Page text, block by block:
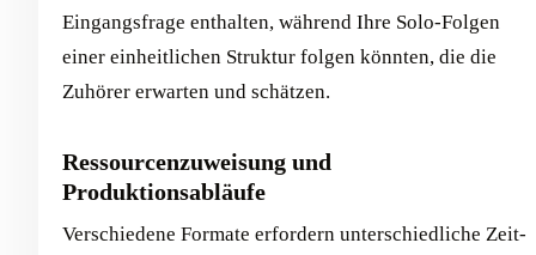
Eingangsfrage enthalten, während Ihre Solo-Folgen
einer einheitlichen Struktur folgen könnten, die die
Zuhörer erwarten und schätzen.
Ressourcenzuweisung und
Produktionsabläufe
Verschiedene Formate erfordern unterschiedliche Zeit-